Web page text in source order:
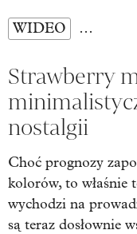
WIDEO …
Strawberry
nostalgii
Choć prognozy
kolorów, to właśnie
wychodzi na
są teraz dosłownie